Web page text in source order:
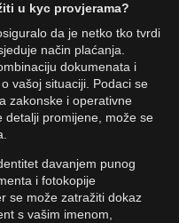
u kyc provjerama?
da je netko tko tvrdi
način plaćanja.
dokumenata i
vašoj situaciji. Podaci se
zakonske i operativne
detalji promijene, može se
davanjem punog
i fotokopije
se može zatražiti dokaz
s vašim imenom,